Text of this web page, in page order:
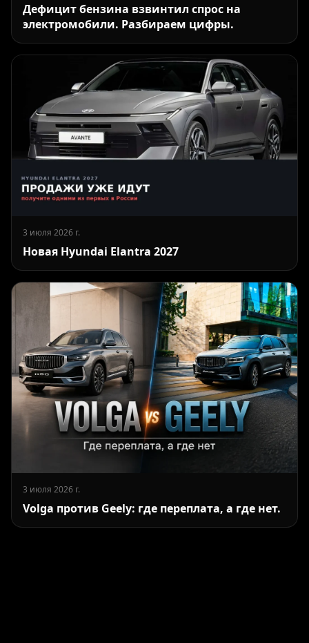
Дефицит бензина взвинтил спрос на
электромобили. Разбираем цифры.
3 июля 2026 г.
Новая Hyundai Elantra 2027
3 июля 2026 г.
Volga против Geely: где переплата, а где нет.